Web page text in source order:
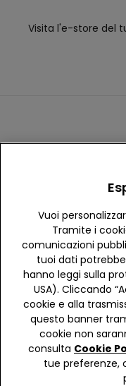
Visita l'e-store del
Vuoi
Tramite i
comunicazioni
tuoi dati
hanno leggi sulla
USA). Cliccando
cookie e alla
questo banner
cookie non
consulta Cookie
tue preferenze,